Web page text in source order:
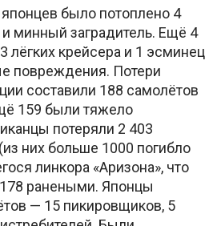
было потоплено 4
минный заградитель. Ещё 4
лёгких крейсера и 1 эсминец
повреждения. Потери
составили 188 самолётов
159 были тяжело
потеряли 2 403
них больше 1000 погибло
линкора «Аризона», что
ранеными. Японцы
— 15 пикировщиков, 5